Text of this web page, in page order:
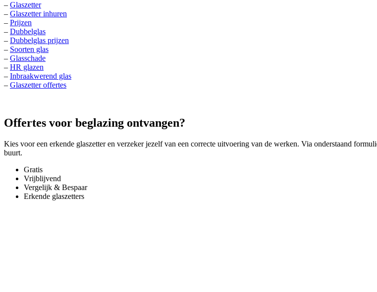
– Glaszetter
– Glaszetter inhuren
– Prijzen
– Dubbelglas
– Dubbelglas prijzen
– Soorten glas
– Glasschade
– HR glazen
– Inbraakwerend glas
– Glaszetter offertes
Offertes voor beglazing ontvangen?
Kies voor een erkende glaszetter en verzeker jezelf van een correcte uitvoering van de werken. Via onderstaand
buurt.
Gratis
Vrijblijvend
Vergelijk & Bespaar
Erkende glaszetters